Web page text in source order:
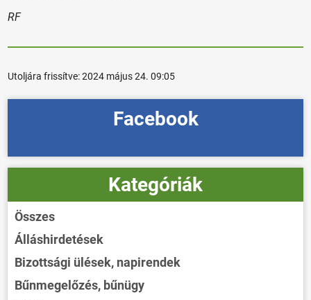
RF
Utoljára frissítve:2024 május 24. 09:05
Facebook
Kategóriák
Összes
Álláshirdetések
Bizottsági ülések, napirendek
Bűnmegelőzés, bűnügy